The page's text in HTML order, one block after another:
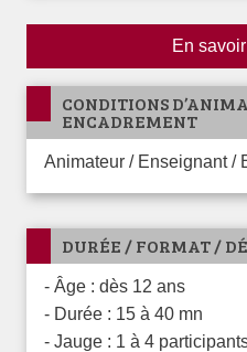
En
CONDITIONS
ENCADREMENT
Animateur / Enseignant /
DURÉE / FORMAT /
- Âge : dès 12 ans
- Durée : 15 à 40 mn
- Jauge : 1 à 4